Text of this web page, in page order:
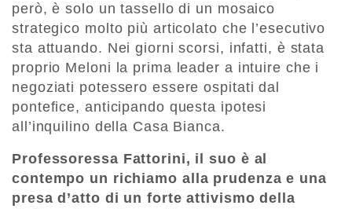
però, è solo un tassello di un mosaico
strategico molto più articolato che l’esecutivo
sta attuando. Nei giorni scorsi, infatti, è stata
proprio Meloni la prima leader a intuire che i
negoziati potessero essere ospitati dal
pontefice, anticipando questa ipotesi
all’inquilino della Casa Bianca.
Professoressa Fattorini, il suo è al
contempo un richiamo alla prudenza e una
presa d’atto di un forte attivismo della